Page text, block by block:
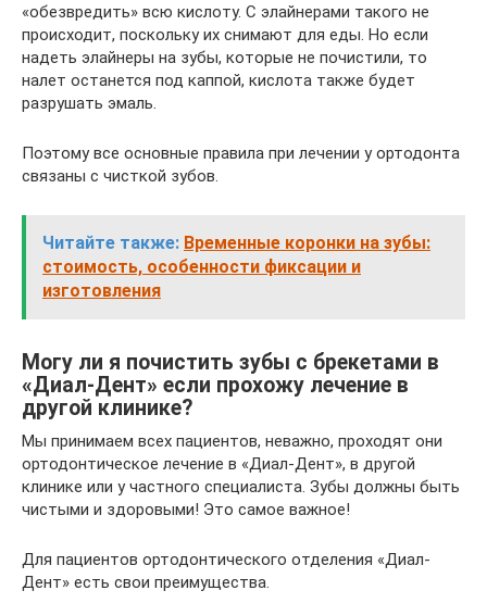
«обезвредить» всю кислоту. С элайнерами такого не
происходит, поскольку их снимают для еды. Но если
надеть элайнеры на зубы, которые не почистили, то
налет останется под каппой, кислота также будет
разрушать эмаль.
Поэтому все основные правила при лечении у ортодонта
связаны с чисткой зубов.
Читайте также: Временные коронки на зубы:
стоимость, особенности фиксации и
изготовления
Могу ли я почистить зубы с брекетами в
«Диал-Дент» если прохожу лечение в
другой клинике?
Мы принимаем всех пациентов, неважно, проходят они
ортодонтическое лечение в «Диал-Дент», в другой
клинике или у частного специалиста. Зубы должны быть
чистыми и здоровыми! Это самое важное!
Для пациентов ортодонтического отделения «Диал-
Дент» есть свои преимущества.